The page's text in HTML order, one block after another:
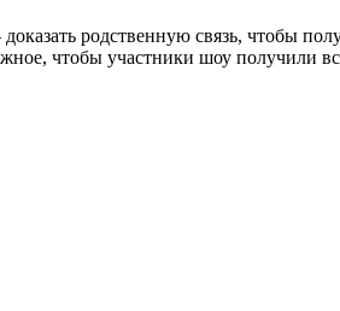
родственную связь, чтобы
чтобы участники шоу получили